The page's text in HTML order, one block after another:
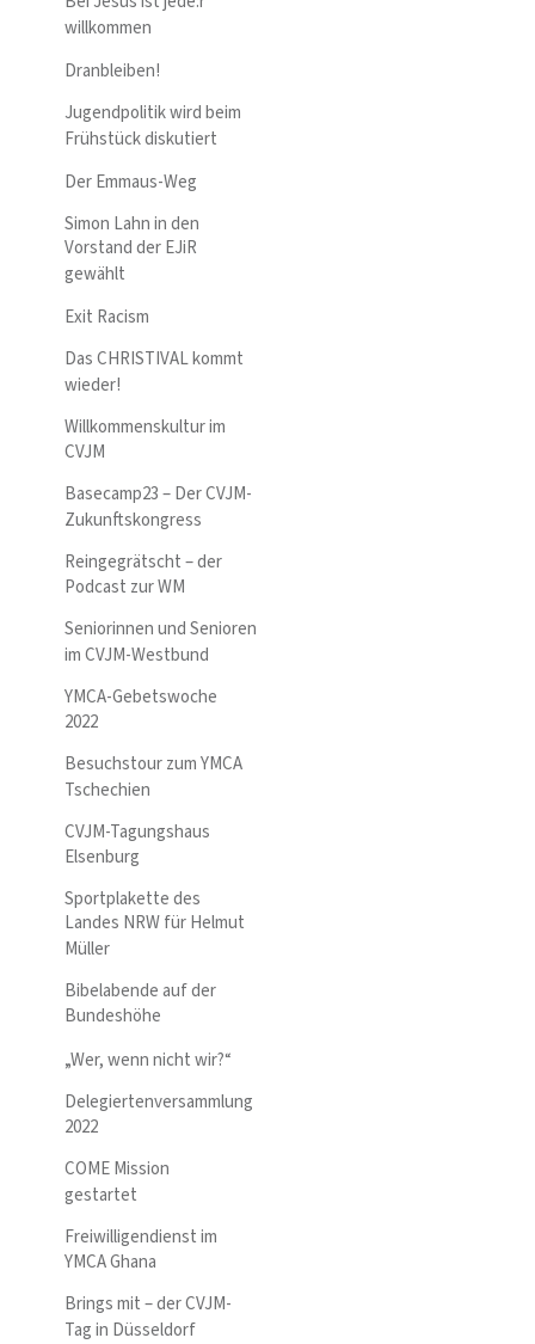
willkommen
Dranbleiben!
Jugendpolitik wird beim
Frühstück diskutiert
Der Emmaus-Weg
Simon Lahn in den
Vorstand der EJiR
gewählt
Exit Racism
Das CHRISTIVAL kommt
wieder!
Willkommenskultur im
CVJM
Basecamp23 – Der CVJM-
Zukunftskongress
Reingegrätscht – der
Podcast zur WM
Seniorinnen und Senioren
im CVJM-Westbund
YMCA-Gebetswoche
2022
Besuchstour zum YMCA
Tschechien
CVJM-Tagungshaus
Elsenburg
Sportplakette des
Landes NRW für Helmut
Müller
Bibelabende auf der
Bundeshöhe
„Wer, wenn nicht wir?“
Delegiertenversammlung
2022
COME Mission
gestartet
Freiwilligendienst im
YMCA Ghana
Brings mit – der CVJM-
Tag in Düsseldorf